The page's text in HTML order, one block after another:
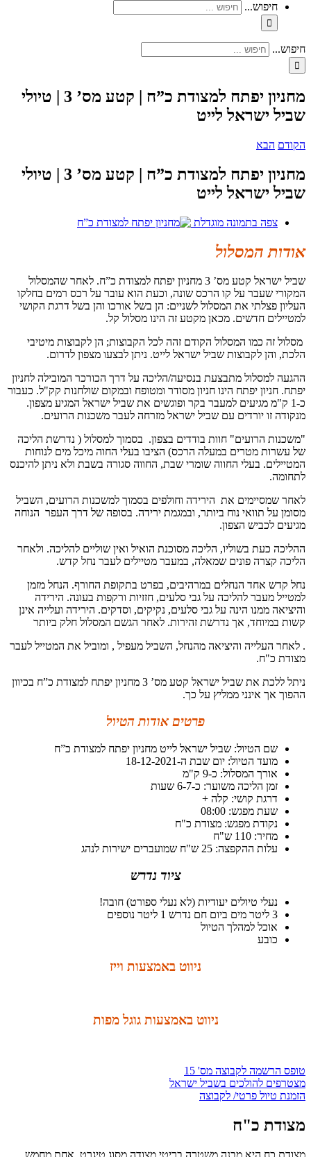
חיפוש...
חיפוש...
מחניון יפתח למצודת כ”ח | קטע מס’ 3 | טיולי
שביל ישראל לייט
הקודם הבא
מחניון יפתח למצודת כ”ח | קטע מס’ 3 | טיולי
שביל ישראל לייט
צפה בתמונה מוגדלת
אודות המסלול
שביל ישראל קטע מס’ 3 מחניון יפתח למצודת כ”ח. לאחר שהמסלול
המקורי שעבר על קו הרכס שונה, וכעת הוא עובר על רכס רמים בחלקו
העליון פצלתי את המסלול לשניים: הן בשל אורכו והן בשל דרגת הקושי
למטיילים חדשים. מכאן מקטע זה הינו מסלול קל.
מסלול זה כמו המסלול הקודם זהה לכל הקבוצות; הן לקבוצות מיטיבי
הלכת, והן לקבוצות שביל ישראל לייט. ניתן לבצעו מצפון לדרום.
ההגעה למסלול מתבצעת בנסיעה/הליכה על דרך הכורכר המובילה לחניון
יפתח. חניון יפתח הינו חניון מסודר ומטופח ובמקום שולחנות קק"ל. כעבור
כ-1 ק"מ מגיעים למעבר בקר ופוגשים את שביל ישראל המגיע מצפון.
מנקודה זו יורדים עם שביל ישראל מזרחה לעבר משכנות הרועים.
"משכנות הרועים" חוות בודדים בצפון. בסמוך למסלול ( נדרשת הליכה
של עשרות מטרים במעלה הרכס) הציבו בעלי החוה מיכל מים לנוחות
המטיילים. בעלי החווה שומרי שבת, החווה סגורה בשבת ולא ניתן להיכנס
לתחומה.
לאחר שמסיימים את הירידה וחולפים בסמוך למשכנות הרועים, השביל
מסומן על תוואי נוח ביותר, ובמגמת ירידה. בסופה של דרך העפר הנוחה
מגיעים לכביש הצפון.
ההליכה כעת בשוליו, הליכה מסוכנת הואיל ואין שוליים להליכה. ולאחר
הליכה קצרה פונים שמאלה, במעבר מטיילים לעבר נחל קדש.
נחל קדש אחד הנחלים במרהיבים, בפרט בתקופת החורף. הנחל מזמן
למטייל מעבר להליכה על גבי סלעים, חזזיות ורקפות בעונה. הירידה
והיציאה ממנו הינה על גבי סלעים, נקיקים, וסדקים. הירידה ועלייה אינן
קשות במיוחד, אך נדרשת זהירות. לאחר הגשם המסלול חלק ביותר
. לאחר העלייה והיציאה מהנחל, השביל מעפיל , ומוביל את המטייל לעבר
מצודת כ"ח.
ניתל ללכת את שביל ישראל קטע מס’ 3 מחניון יפתח למצודת כ”ח בכיוון
ההפוך אך אינני ממליץ על כך.
פרטים אודות הטיול
שם הטיול: שביל ישראל לייט מחניון יפתח למצודת כ”ח
מועד הטיול: יום שבת ה-18-12-2021
אורך המסלול: כ-9 ק"מ
זמן הליכה משוער: כ-6-7 שעות
דרגת קושי: קלה +
שעת מפגש: 08:00
נקודת מפגש: מצודת כ"ח
מחיר: 110 ש"ח
עלות ההקפצה: 25 ש"ח שמועברים ישירות לנהג
ציוד נדרש
נעלי טיולים יעודיות (לא נעלי ספורט) חובה!
3 ליטר מים ביום חם נדרש 1 ליטר נוספים
אוכל למהלך הטיול
כובע
ניווט באמצעות וייז
ניווט באמצעות גוגל מפות
טופס הרשמה לקבוצה מס' 15
מצטרפים להולכים בשביל ישראל
הזמנת טיול פרטי/ לקבוצה
מצודת כ"ח
מצודת כח היא מבנה משטרה בריטי מצודה מסוג טיגרט, אחת מחמש